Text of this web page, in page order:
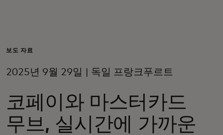
비즈니스 고객
이노베이터
보도 자료
2025년 9월 29일 | 독일 프랑크푸르트
코페이와 마스터카드
무브, 실시간에 가까운